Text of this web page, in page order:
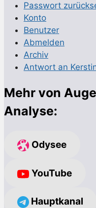
Passwort
Konto
Benutzer
Abmelden
Archiv
Antwort an
Mehr von
Analyse:
Odysee
YouTube
Hauptkanal